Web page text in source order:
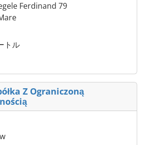
Ferdinand 79
トル
Z Ograniczoną